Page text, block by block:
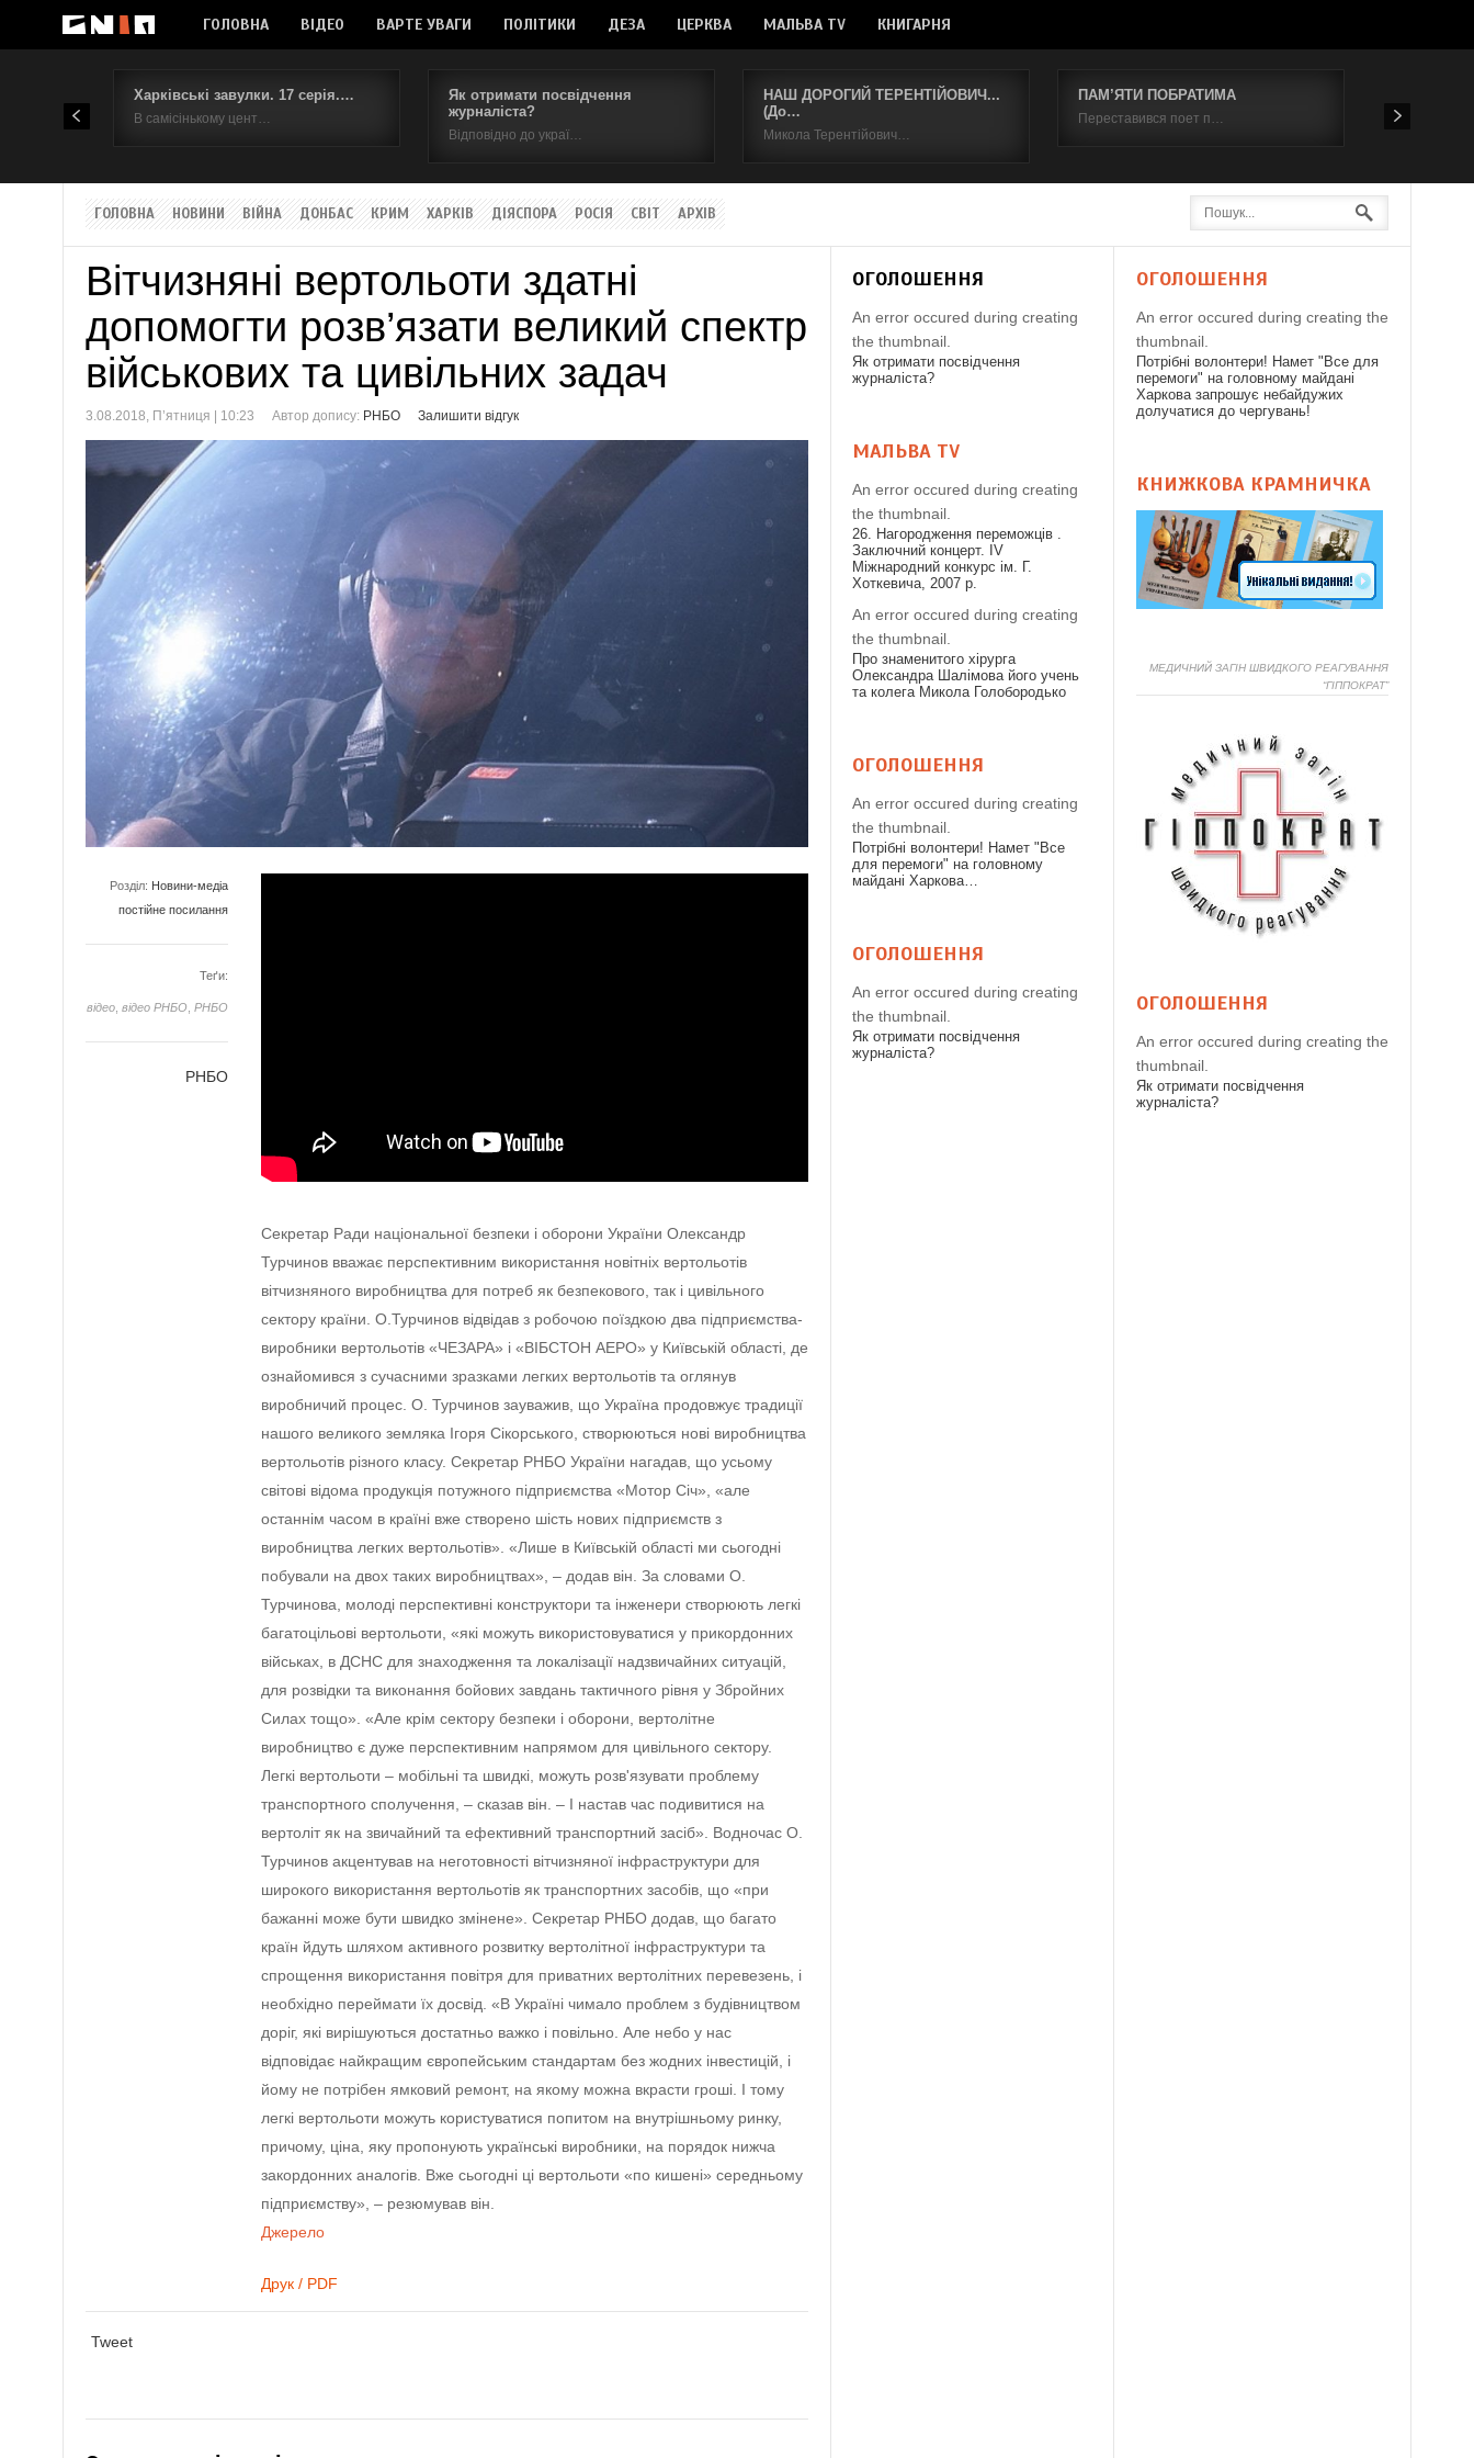
ГОЛОВНА ВІДЕО ВАРТЕ УВАГИ ПОЛІТИКИ ДЕЗА ЦЕРКВА МАЛЬВА TV КНИГАРНЯ
Харківські завулки. 17 серія.…
В самісінькому цент…
Як отримати посвідчення
журналіста?
Відповідно до украї…
НАШ ДОРОГИЙ ТЕРЕНТІЙОВИЧ...
(До…
Микола Терентійович…
ПАМ’ЯТИ ПОБРАТИМА
Переставився поет п… 19 червня
ГОЛОВНА НОВИНИ ВІЙНА ДОНБАС КРИМ ХАРКІВ ДІЯСПОРА РОСІЯ СВІТ АРХІВ
Вітчизняні вертольоти здатні
допомогти розв’язати великий спектр
військових та цивільних задач
3.08.2018, П’ятниця | 10:23 Автор допису: РНБО Залишити відгук
Розділ: Новини-медіа
постійне посилання
Теґи:
відео відео РНБО РНБО
РНБО
Секретар Ради національної безпеки і оборони України Олександр
Турчинов вважає перспективним використання новітніх вертольотів
вітчизняного виробництва для потреб як безпекового, так і цивільного
сектору країни. О.Турчинов відвідав з робочою поїздкою два підприємства-
виробники вертольотів «ЧЕЗАРА» і «ВІБСТОН АЕРО» у Київській області, де
ознайомився з сучасними зразками легких вертольотів та оглянув
виробничий процес. О. Турчинов зауважив, що Україна продовжує традиції
нашого великого земляка Ігоря Сікорського, створюються нові виробництва
вертольотів різного класу. Секретар РНБО України нагадав, що усьому
світові відома продукція потужного підприємства «Мотор Січ», «але
останнім часом в країні вже створено шість нових підприємств з
виробництва легких вертольотів». «Лише в Київській області ми сьогодні
побували на двох таких виробництвах», – додав він. За словами О.
Турчинова, молоді перспективні конструктори та інженери створюють легкі
багатоцільові вертольоти, «які можуть використовуватися у прикордонних
військах, в ДСНС для знаходження та локалізації надзвичайних ситуацій,
для розвідки та виконання бойових завдань тактичного рівня у Збройних
Силах тощо». «Але крім сектору безпеки і оборони, вертолітне
виробництво є дуже перспективним напрямом для цивільного сектору.
Легкі вертольоти – мобільні та швидкі, можуть розв'язувати проблему
транспортного сполучення, – сказав він. – І настав час подивитися на
вертоліт як на звичайний та ефективний транспортний засіб». Водночас О.
Турчинов акцентував на неготовності вітчизняної інфраструктури для
широкого використання вертольотів як транспортних засобів, що «при
бажанні може бути швидко змінене». Секретар РНБО додав, що багато
країн йдуть шляхом активного розвитку вертолітної інфраструктури та
спрощення використання повітря для приватних вертолітних перевезень, і
необхідно переймати їх досвід. «В Україні чимало проблем з будівництвом
доріг, які вирішуються достатньо важко і повільно. Але небо у нас
відповідає найкращим європейським стандартам без жодних інвестицій, і
йому не потрібен ямковий ремонт, на якому можна вкрасти гроші. І тому
легкі вертольоти можуть користуватися попитом на внутрішньому ринку,
причому, ціна, яку пропонують українські виробники, на порядок нижча
закордонних аналогів. Вже сьогодні ці вертольоти «по кишені» середньому
підприємству», – резюмував він.
Джерело
Друк / PDF
Tweet
ОГОЛОШЕННЯ
An error occured during creating
the thumbnail.
Як отримати посвідчення
журналіста?
МАЛЬВА TV
An error occured during creating
the thumbnail.
26. Нагородження переможців .
Заключний концерт. IV
Міжнародний конкурс ім. Г.
Хоткевича, 2007 р.
An error occured during creating
the thumbnail.
Про знаменитого хірурга
Олександра Шалімова його учень
та колега Микола Голобородько
ОГОЛОШЕННЯ
An error occured during creating
the thumbnail.
Потрібні волонтери! Намет "Все
для перемоги" на головному
майдані Харкова…
ОГОЛОШЕННЯ
An error occured during creating
the thumbnail.
Як отримати посвідчення
журналіста?
ОГОЛОШЕННЯ
An error occured during creating the
thumbnail.
Потрібні волонтери! Намет "Все для
перемоги" на головному майдані
Харкова запрошує небайдужих
долучатися до чергувань!
КНИЖКОВА КРАМНИЧКА
МЕДИЧНИЙ ЗАГІН ШВИДКОГО РЕАГУВАННЯ
“ГІППОКРАТ”
ОГОЛОШЕННЯ
An error occured during creating the
thumbnail.
Як отримати посвідчення
журналіста?